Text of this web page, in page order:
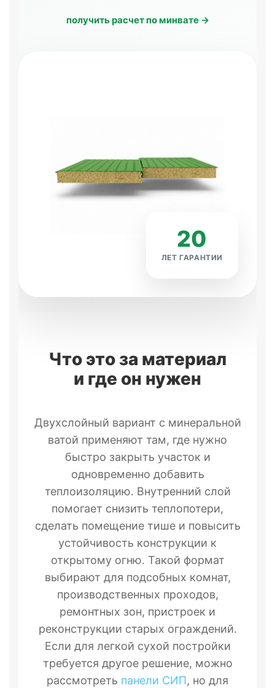
получить расчет по минвате →
20
ЛЕТ ГАРАНТИИ
Что это за материал
и где он нужен
Двухслойный вариант с минеральной
ватой применяют там, где нужно
быстро закрыть участок и
одновременно добавить
теплоизоляцию. Внутренний слой
помогает снизить теплопотери,
сделать помещение тише и повысить
устойчивость конструкции к
открытому огню. Такой формат
выбирают для подсобных комнат,
производственных проходов,
ремонтных зон, пристроек и
реконструкции старых ограждений.
Если для легкой сухой постройки
требуется другое решение, можно
рассмотреть панели СИП, но для